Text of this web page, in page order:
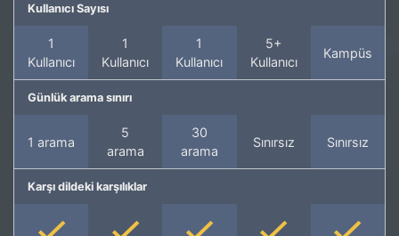
Kullanıcı Sayısı
1
Kullanıcı
1
Kullanıcı
1
Kullanıcı
5+
Kullanıcı
Kampüs
Günlük arama sınırı
1 arama
5
arama
30
arama
Sınırsız Sınırsız
Karşı dildeki karşılıklar